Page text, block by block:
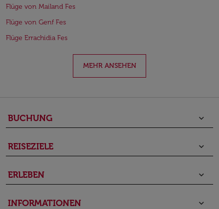
Flüge von Mailand Fes
Flüge von Genf Fes
Flüge Errachidia Fes
MEHR ANSEHEN
BUCHUNG keyboard_arrow_down
REISEZIELE keyboard_arrow_down
ERLEBEN keyboard_arrow_down
INFORMATIONEN keyboard_arrow_down